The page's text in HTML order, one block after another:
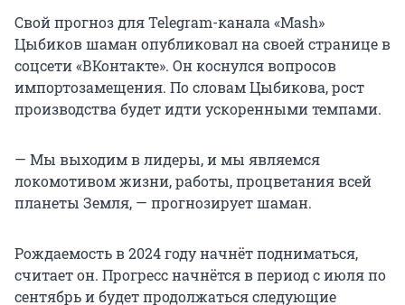
Свой прогноз для Telegram-канала «Mash»
Цыбиков шаман опубликовал на своей странице в
соцсети «ВКонтакте». Он коснулся вопросов
импортозамещения. По словам Цыбикова, рост
производства будет идти ускоренными темпами.
— Мы выходим в лидеры, и мы являемся
локомотивом жизни, работы, процветания всей
планеты Земля, — прогнозирует шаман.
Рождаемость в 2024 году начнёт подниматься,
считает он. Прогресс начнётся в период с июля по
сентябрь и будет продолжаться следующие